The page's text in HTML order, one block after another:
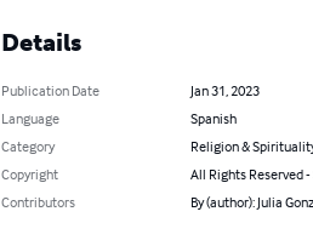
Details
Publication Date
Jan 31, 2023
Language
Spanish
Category
Religion &
Copyright
All Rights Reserved
Contributors
By (author): Julia